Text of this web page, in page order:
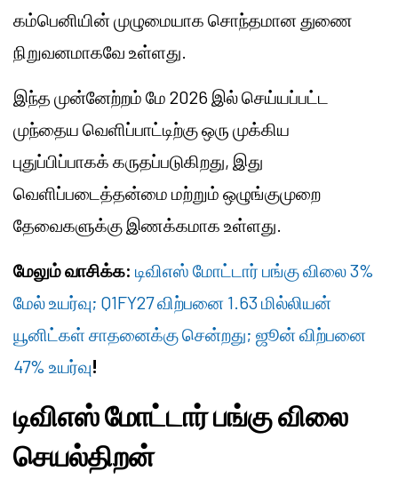
கம்பெனியின் முழுமையாக சொந்தமான துணை
நிறுவனமாகவே உள்ளது.
இந்த முன்னேற்றம் மே 2026 இல் செய்யப்பட்ட
முந்தைய வெளிப்பாட்டிற்கு ஒரு முக்கிய
புதுப்பிப்பாகக் கருதப்படுகிறது, இது
வெளிப்படைத்தன்மை மற்றும் ஒழுங்குமுறை
தேவைகளுக்கு இணக்கமாக உள்ளது.
மேலும் வாசிக்க: டிவிஎஸ் மோட்டார் பங்கு விலை 3%
மேல் உயர்வு; Q1FY27 விற்பனை 1.63 மில்லியன்
யூனிட்கள் சாதனைக்கு சென்றது; ஜூன் விற்பனை
47% உயர்வு!
டிவிஎஸ் மோட்டார் பங்கு விலை
செயல்திறன்